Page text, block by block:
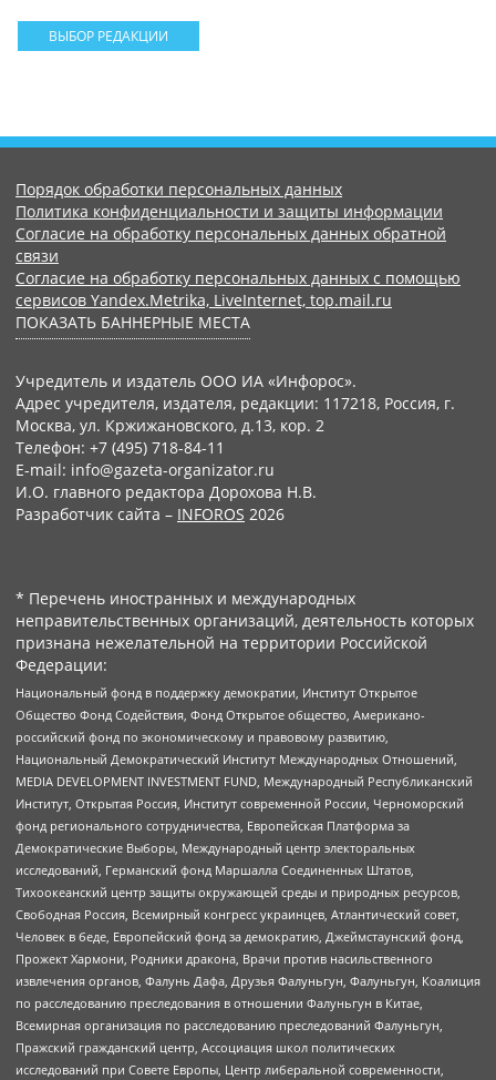
ВЫБОР РЕДАКЦИИ
Порядок обработки персональных данных
Политика конфиденциальности и защиты информации
Согласие на обработку персональных данных обратной
связи
Согласие на обработку персональных данных с помощью
сервисов Yandex.Metrika, LiveInternet, top.mail.ru
ПОКАЗАТЬ БАННЕРНЫЕ МЕСТА
Учредитель и издатель ООО ИА «Инфорос».
Адрес учредителя, издателя, редакции: 117218, Россия, г.
Москва, ул. Кржижановского, д.13, кор. 2
Телефон: +7 (495) 718-84-11
E-mail: info@gazeta-organizator.ru
И.О. главного редактора Дорохова Н.В.
Разработчик сайта – INFOROS 2026
* Перечень иностранных и международных
неправительственных организаций, деятельность которых
признана нежелательной на территории Российской
Федерации:
Национальный фонд в поддержку демократии, Институт Открытое
Общество Фонд Содействия, Фонд Открытое общество, Американо-
российский фонд по экономическому и правовому развитию,
Национальный Демократический Институт Международных Отношений,
MEDIA DEVELOPMENT INVESTMENT FUND, Международный Республиканский
Институт, Открытая Россия, Институт современной России, Черноморский
фонд регионального сотрудничества, Европейская Платформа за
Демократические Выборы, Международный центр электоральных
исследований, Германский фонд Маршалла Соединенных Штатов,
Тихоокеанский центр защиты окружающей среды и природных ресурсов,
Свободная Россия, Всемирный конгресс украинцев, Атлантический совет,
Человек в беде, Европейский фонд за демократию, Джеймстаунский фонд,
Прожект Хармони, Родники дракона, Врачи против насильственного
извлечения органов, Фалунь Дафа, Друзья Фалуньгун, Фалуньгун, Коалиция
по расследованию преследования в отношении Фалуньгун в Китае,
Всемирная организация по расследованию преследований Фалуньгун,
Пражский гражданский центр, Ассоциация школ политических
исследований при Совете Европы, Центр либеральной современности,